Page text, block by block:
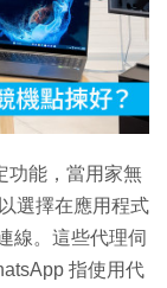
功能，當用家無
選擇在應用程式
線。這些代理伺
指使用代